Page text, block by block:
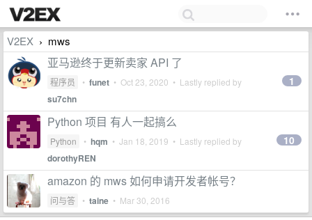
V2EX › mws
亚马逊终于更新卖家 API 了
程序员 • funet • Oct 23, 2020 • Lastly replied by
su7chn
1
Python 项目 有人一起搞么
Python • hqm • Jan 18, 2019 • Lastly replied by
dorothyREN
10
amazon 的 mws 如何申请开发者帐号？
问与答 • taine • Mar 30, 2016